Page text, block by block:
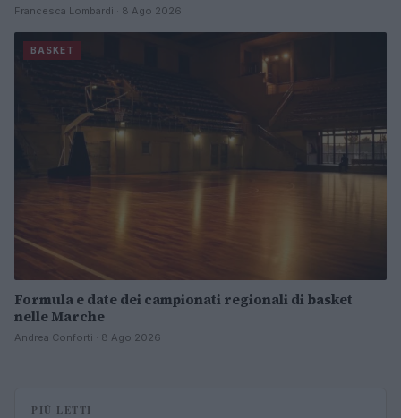
Francesca Lombardi · 8 Ago 2026
BASKET
Formula e date dei campionati regionali di basket
nelle Marche
Andrea Conforti · 8 Ago 2026
PIÙ LETTI